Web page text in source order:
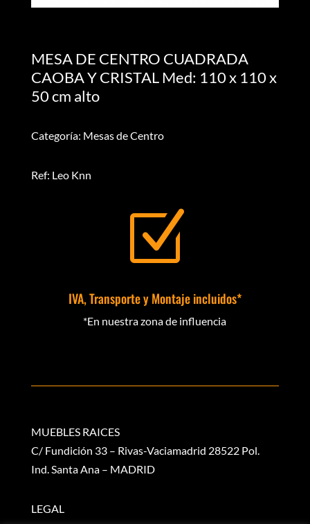
MESA DE CENTRO CUADRADA
CAOBA Y CRISTAL Med: 110 x 110 x
50 cm alto
Categoría: Mesas de Centro
Ref: Leo Knn
Z
IVA, Transporte y Montaje incluidos*
*En nuestra zona de influencia
MUEBLES RAICES
C/ Fundición 33 – Rivas-Vaciamadrid 28522 Pol.
Ind. Santa Ana – MADRID
LEGAL